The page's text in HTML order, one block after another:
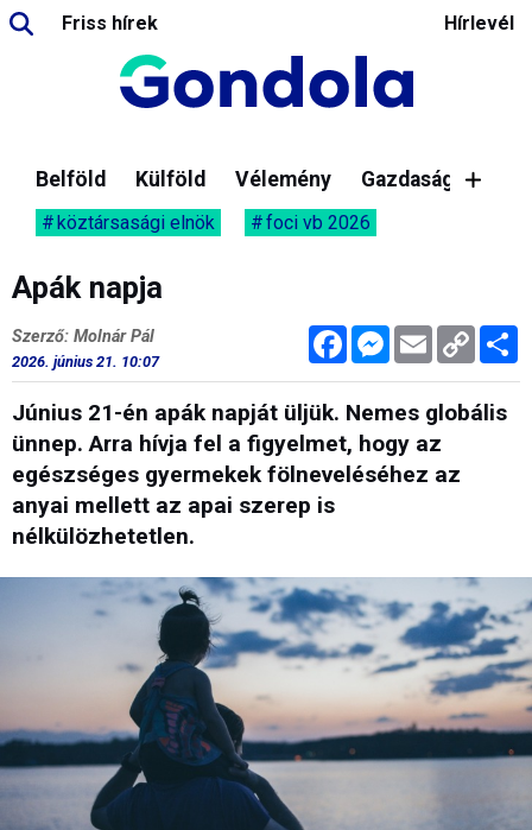
Friss hírek Hírlevél
Belföld Külföld Vélemény Gazdaság
köztársasági elnök foci vb 2026
Apák napja
FacebookMessenger
Email Copy
Link
Szerző: Molnár Pál
2026. június 21. 10:07
Június 21-én apák napját üljük. Nemes globális
ünnep. Arra hívja fel a figyelmet, hogy az
egészséges gyermekek fölneveléséhez az
anyai mellett az apai szerep is
nélkülözhetetlen.